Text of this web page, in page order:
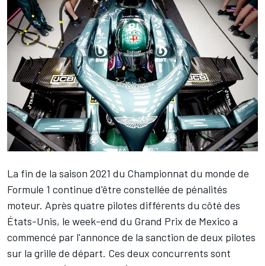
La fin de la saison 2021 du Championnat du monde de
Formule 1 continue d'être constellée de pénalités
moteur. Après quatre pilotes différents du côté des
États-Unis, le week-end du Grand Prix de Mexico a
commencé par l'annonce de la sanction de deux pilotes
sur la grille de départ. Ces deux concurrents sont